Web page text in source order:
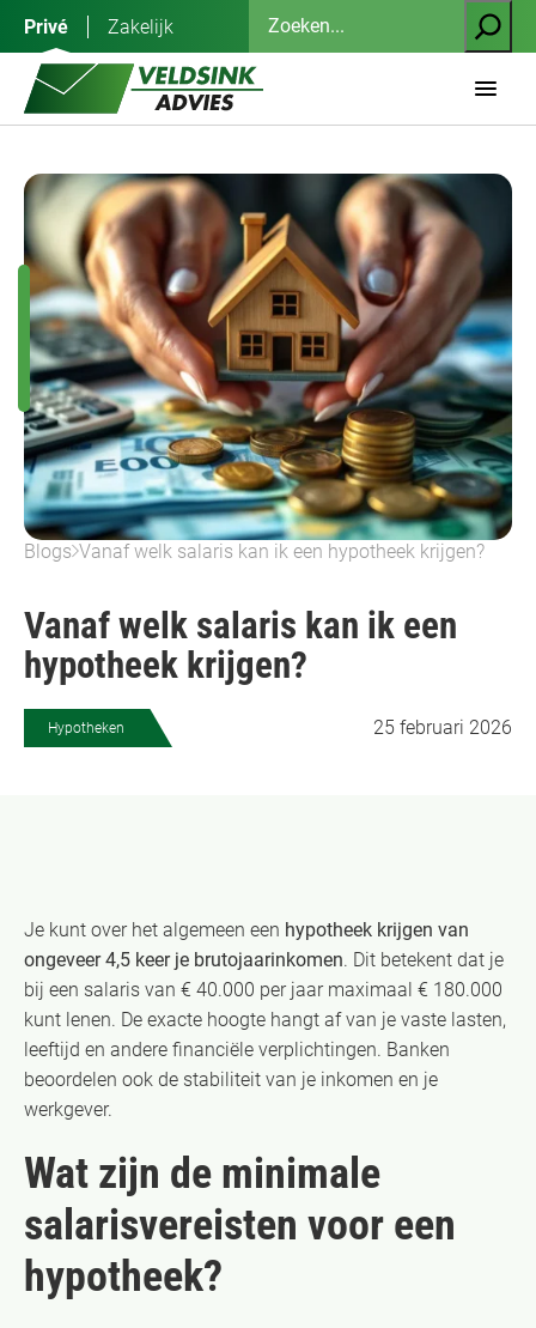
inhoud
Privé Zakelijk
Zoeken
Blogs Vanaf welk salaris kan ik een hypotheek krijgen?
Vanaf welk salaris kan ik een
hypotheek krijgen?
Hypotheken 25 februari 2026
Je kunt over het algemeen een hypotheek krijgen van
ongeveer 4,5 keer je brutojaarinkomen. Dit betekent dat je
bij een salaris van € 40.000 per jaar maximaal € 180.000
kunt lenen. De exacte hoogte hangt af van je vaste lasten,
leeftijd en andere financiële verplichtingen. Banken
beoordelen ook de stabiliteit van je inkomen en je
werkgever.
Wat zijn de minimale
salarisvereisten voor een
hypotheek?